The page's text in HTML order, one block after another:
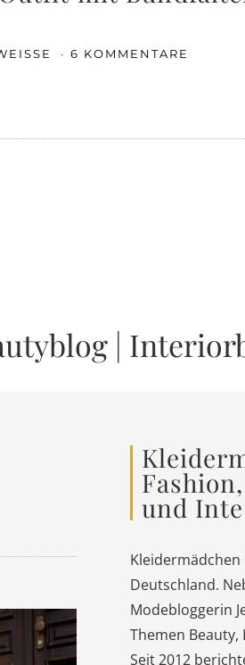
6 KOMMENTARE
|
und
Deutschland.
Modebloggerin
Themen
Seit 2012